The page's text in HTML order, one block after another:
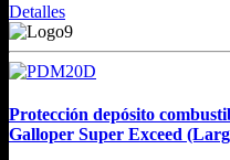
Detalles
Protección depósito
Galloper Super Exceed